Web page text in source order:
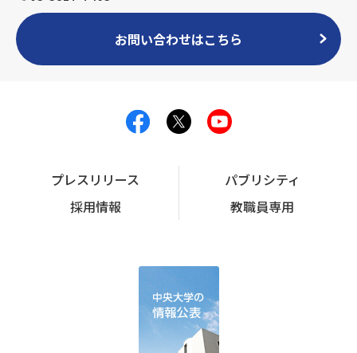
お問い合わせはこちら
プレスリリース
パブリシティ
採用情報
教職員専用